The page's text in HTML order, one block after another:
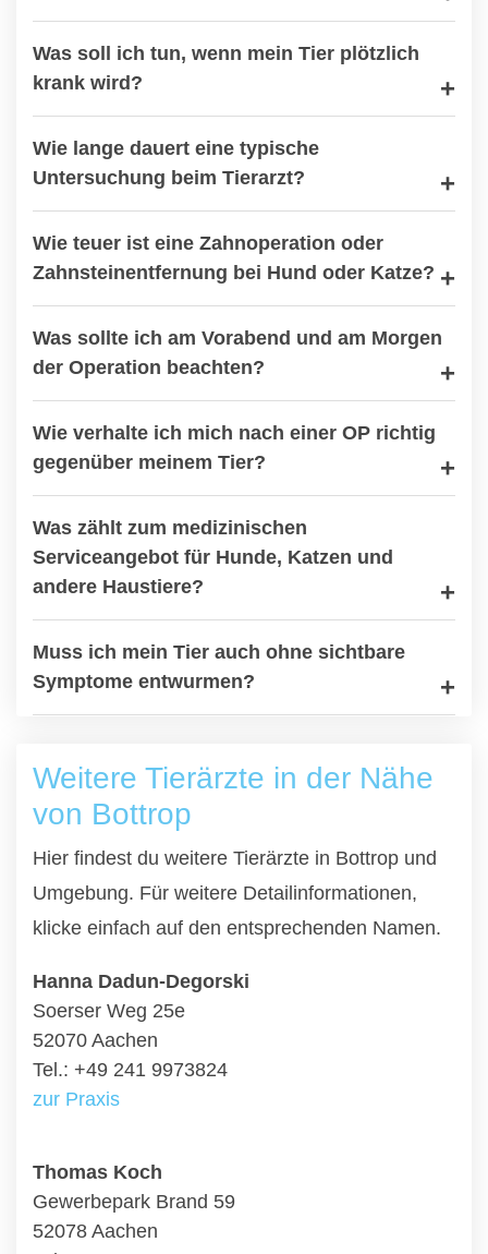
Was soll ich tun, wenn mein Tier plötzlich
krank wird?
Wie lange dauert eine typische
Untersuchung beim Tierarzt?
Wie teuer ist eine Zahnoperation oder
Zahnsteinentfernung bei Hund oder Katze?
Was sollte ich am Vorabend und am Morgen
der Operation beachten?
Wie verhalte ich mich nach einer OP richtig
gegenüber meinem Tier?
Was zählt zum medizinischen
Serviceangebot für Hunde, Katzen und
andere Haustiere?
Muss ich mein Tier auch ohne sichtbare
Symptome entwurmen?
Weitere Tierärzte in der Nähe
von Bottrop
Hier findest du weitere Tierärzte in Bottrop und
Umgebung. Für weitere Detailinformationen,
klicke einfach auf den entsprechenden Namen.
Hanna Dadun-Degorski
Soerser Weg 25e
52070 Aachen
Tel.: +49 241 9973824
zur Praxis
Thomas Koch
Gewerbepark Brand 59
52078 Aachen